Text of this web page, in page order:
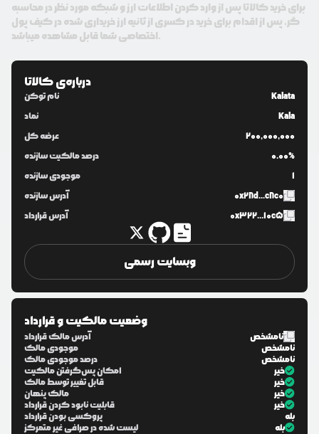
برای خرید کالاتا پس از وارد کردن اطلاعات ارز و شبکه مورد نظر در محاسبه
گر، پس از اقدام برای خرید در کسری از ثانیه ارز خریداری شده در کیف پول
اختصاصی شما قابل مشاهده میباشد.
درباره‌یکالاتا
نام توکن
Kalata
نماد
Kala
عرضه کل
200,000,000
درصد مالکیت سازنده
0.00%
موجودی سازنده
1
آدرس سازنده
0x28d...c8c0
آدرس قرارداد
0x322...10c5
وبسایت رسمی
وضعیت مالکیت و قرارداد
آدرس مالک قرارداد
نامشخص
موجودی مالک
نامشخص
درصد موجودی مالک
نامشخص
امکان پس‌گرفتن مالکیت
خیر
قابل تغییر توسط مالک
خیر
مالک پنهان
خیر
قابلیت نابود کردن قرارداد
خیر
پروکسی بودن قرارداد
بله
لیست شده در صرافی غیر متمرکز
بله